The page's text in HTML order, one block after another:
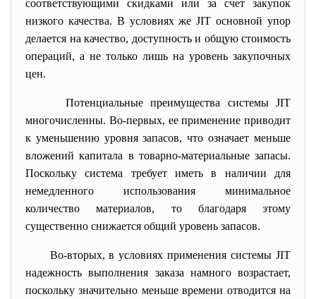
соответствующими скидками или за счет закупок
низкого качества. В условиях же JIT основной упор
делается на качество, доступность и общую стоимость
операций, а не только лишь на уровень закупочных
цен.
Потенциальные преимущества системы JIT
многочисленны. Во-первых, ее применение приводит
к уменьшению уровня запасов, что означает меньше
вложений капитала в товарно-материальные запасы.
Поскольку система требует иметь в наличии для
немедленного использования минимальное
количество материалов, то благодаря этому
существенно снижается общий уровень запасов.
Во-вторых, в условиях применения системы JIT
надежность выполнения заказа намного возрастает,
поскольку значительно меньше времени отводится на